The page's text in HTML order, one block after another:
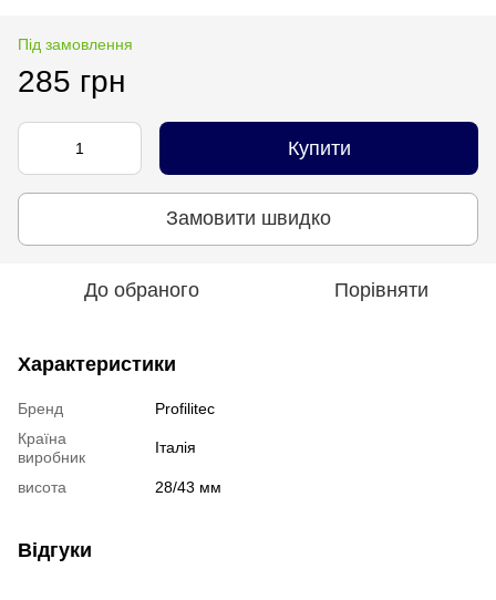
Під замовлення
285 грн
Купити
Замовити швидко
До обраного Порівняти
Характеристики
Бренд
Profilitec
Країна
виробник
Італія
висота 28/43 мм
Відгуки